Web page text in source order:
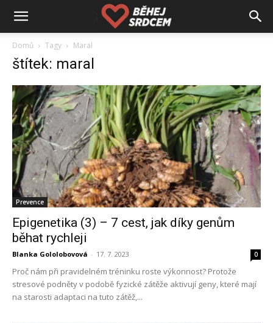
Domů Tagy Maral
štítek: maral
Prevence
Epigenetika (3) – 7 cest, jak díky genům
běhat rychleji
Blanka Gololobovová - 17. 7. 2023 0
Proč nám při pravidelném tréninku roste výkonnost? Protože
stresové podněty v podobě fyzické zátěže aktivují geny, které mají
na starosti adaptaci na tuto zátěž,...